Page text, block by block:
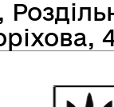
Рада